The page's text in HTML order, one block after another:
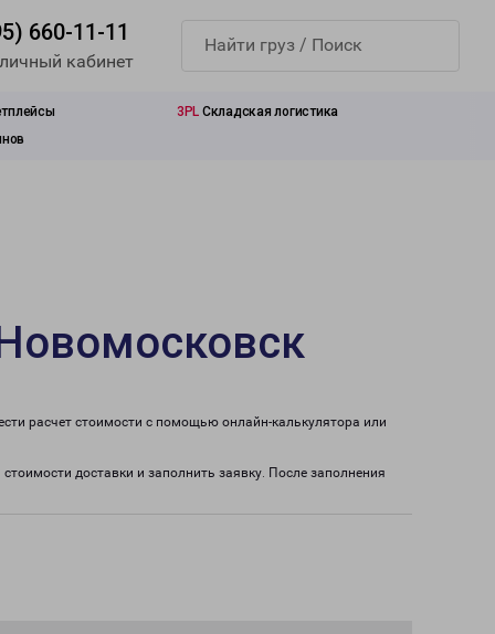
660-11-11
кабинет
3PL Складская логистика
расчет стоимости с помощью онлайн-калькулятора или
доставки и заполнить заявку. После заполнения